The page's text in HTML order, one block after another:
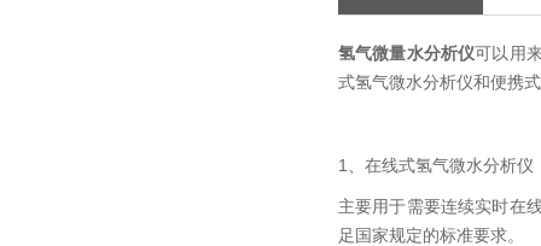
氢气微量水分析仪可以用
式氢气微水分析仪和便携
1 、在线式氢气微水分析仪
主要用于需要连续实时在
足国家规定的标准要求。